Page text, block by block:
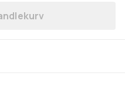
Kärcher Membran/